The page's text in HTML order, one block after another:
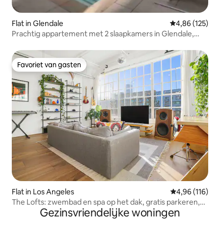
Flat in Glendale Gemiddelde
4,86 (125)
Prachtig appartement met 2 slaapkamers in Glendale,
Favoriet van gasten
Favoriet van gasten
Flat in Los Angeles Gemiddelde
4,96 (116)
The Lofts: zwembad en spa op het dak, gratis parkeren,
Gezinsvriendelijke woningen